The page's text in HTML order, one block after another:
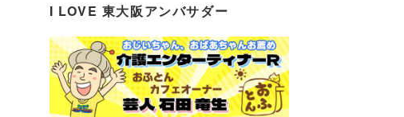
I LOVE 東大阪アンバサダー